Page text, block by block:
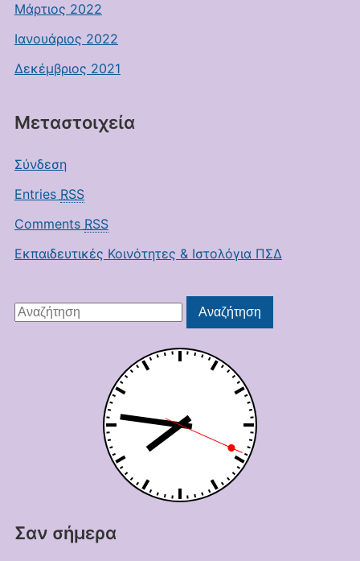
Μάρτιος 2022
Ιανουάριος 2022
Δεκέμβριος 2021
Μεταστοιχεία
Σύνδεση
Entries RSS
Comments RSS
Εκπαιδευτικές Κοινότητες & Ιστολόγια ΠΣΔ
Αναζήτηση
για:
Αναζήτηση
Σαν σήμερα